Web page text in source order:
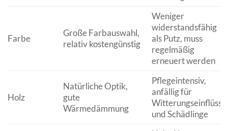
Farbe
Große Farbauswahl,
relativ kostengünstig
Weniger
widerstandsfähig
als Putz, muss
regelmäßig
erneuert werden
Holz
Natürliche Optik,
gute
Wärmedämmung
Pflegeintensiv,
anfällig für
Witterungseinflüsse
und Schädlinge